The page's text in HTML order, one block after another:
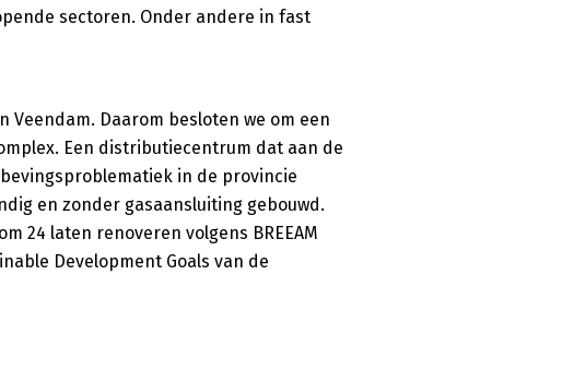
sectoren. Onder andere in fast
Daarom besloten we om een
Een distributiecentrum dat aan de
in de provincie
en zonder gasaansluiting gebouwd.
24 laten renoveren volgens BREEAM
Development Goals van de